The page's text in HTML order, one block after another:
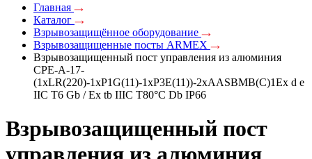
Главная
Каталог
Взрывозащищённое оборудование
Взрывозащищенные посты ARMEX
Взрывозащищенный пост управления из алюминия
CPE-A-17-
(1xLR(220)-1xP1G(11)-1xP3E(11))-2xAASBMB(C)1Ex d e
IIC T6 Gb / Ex tb IIIC T80°C Db IP66
Взрывозащищенный пост